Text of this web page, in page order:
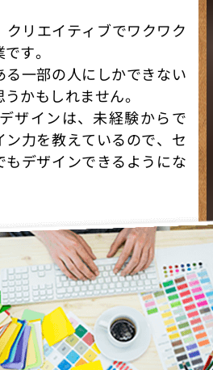
リエイティブでワクワク
す。
一部の人にしかできない
かもしれません。
ザインは、未経験からで
力を教えているので、セ
もデザインできるようにな